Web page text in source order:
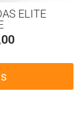
ELITE